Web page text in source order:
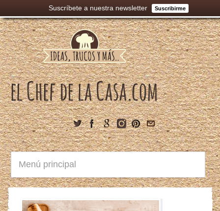
Suscríbete a nuestra newsletter Suscribirme